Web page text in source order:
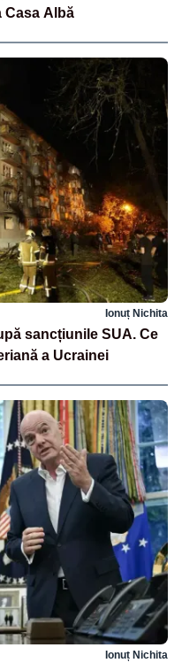
Casa Albă
Ionuț Nichita
sancțiunile SUA. Ce
a Ucrainei
Ionuț Nichita